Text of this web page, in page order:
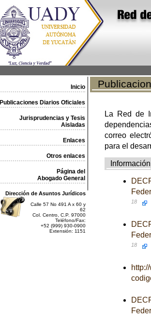
Inicio
Publicaciones Diarios Oficiales
Jurisprudencias y Tesis
Aisladas
Enlaces
Otros enlaces
Página del
Abogado General
Dirección de Asuntos Jurídicos
Calle 57 No 491 A x 60 y
62
Col. Centro, C.P. 97000
Teléfono/Fax:
+52 (999) 930-0900
Extensión: 1151
La Red de
correo
para el
Información
18
18